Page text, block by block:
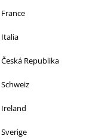
France
Italia
Česká Republika
Ireland
zu erhalten und willige
mbH meine
Verarbeitung meiner
jederzeit z. B.